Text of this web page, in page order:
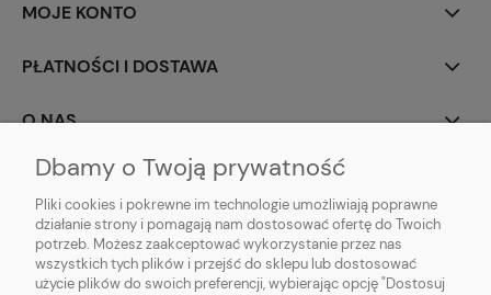
MOJE KONTO
PŁATNOŚCI I DOSTAWA
O NAS
PROFBRAM JACEK PYTEL| ul. Wesoła 91, 34-300 Żywiec, woj. śląskie | E-
Dbamy o Twoją prywatność
Pliki cookies i pokrewne im technologie umożliwiają poprawne
działanie strony i pomagają nam dostosować ofertę do Twoich
potrzeb. Możesz zaakceptować wykorzystanie przez nas
wszystkich tych plików i przejść do sklepu lub dostosować
użycie plików do swoich preferencji, wybierając opcję "Dostosuj